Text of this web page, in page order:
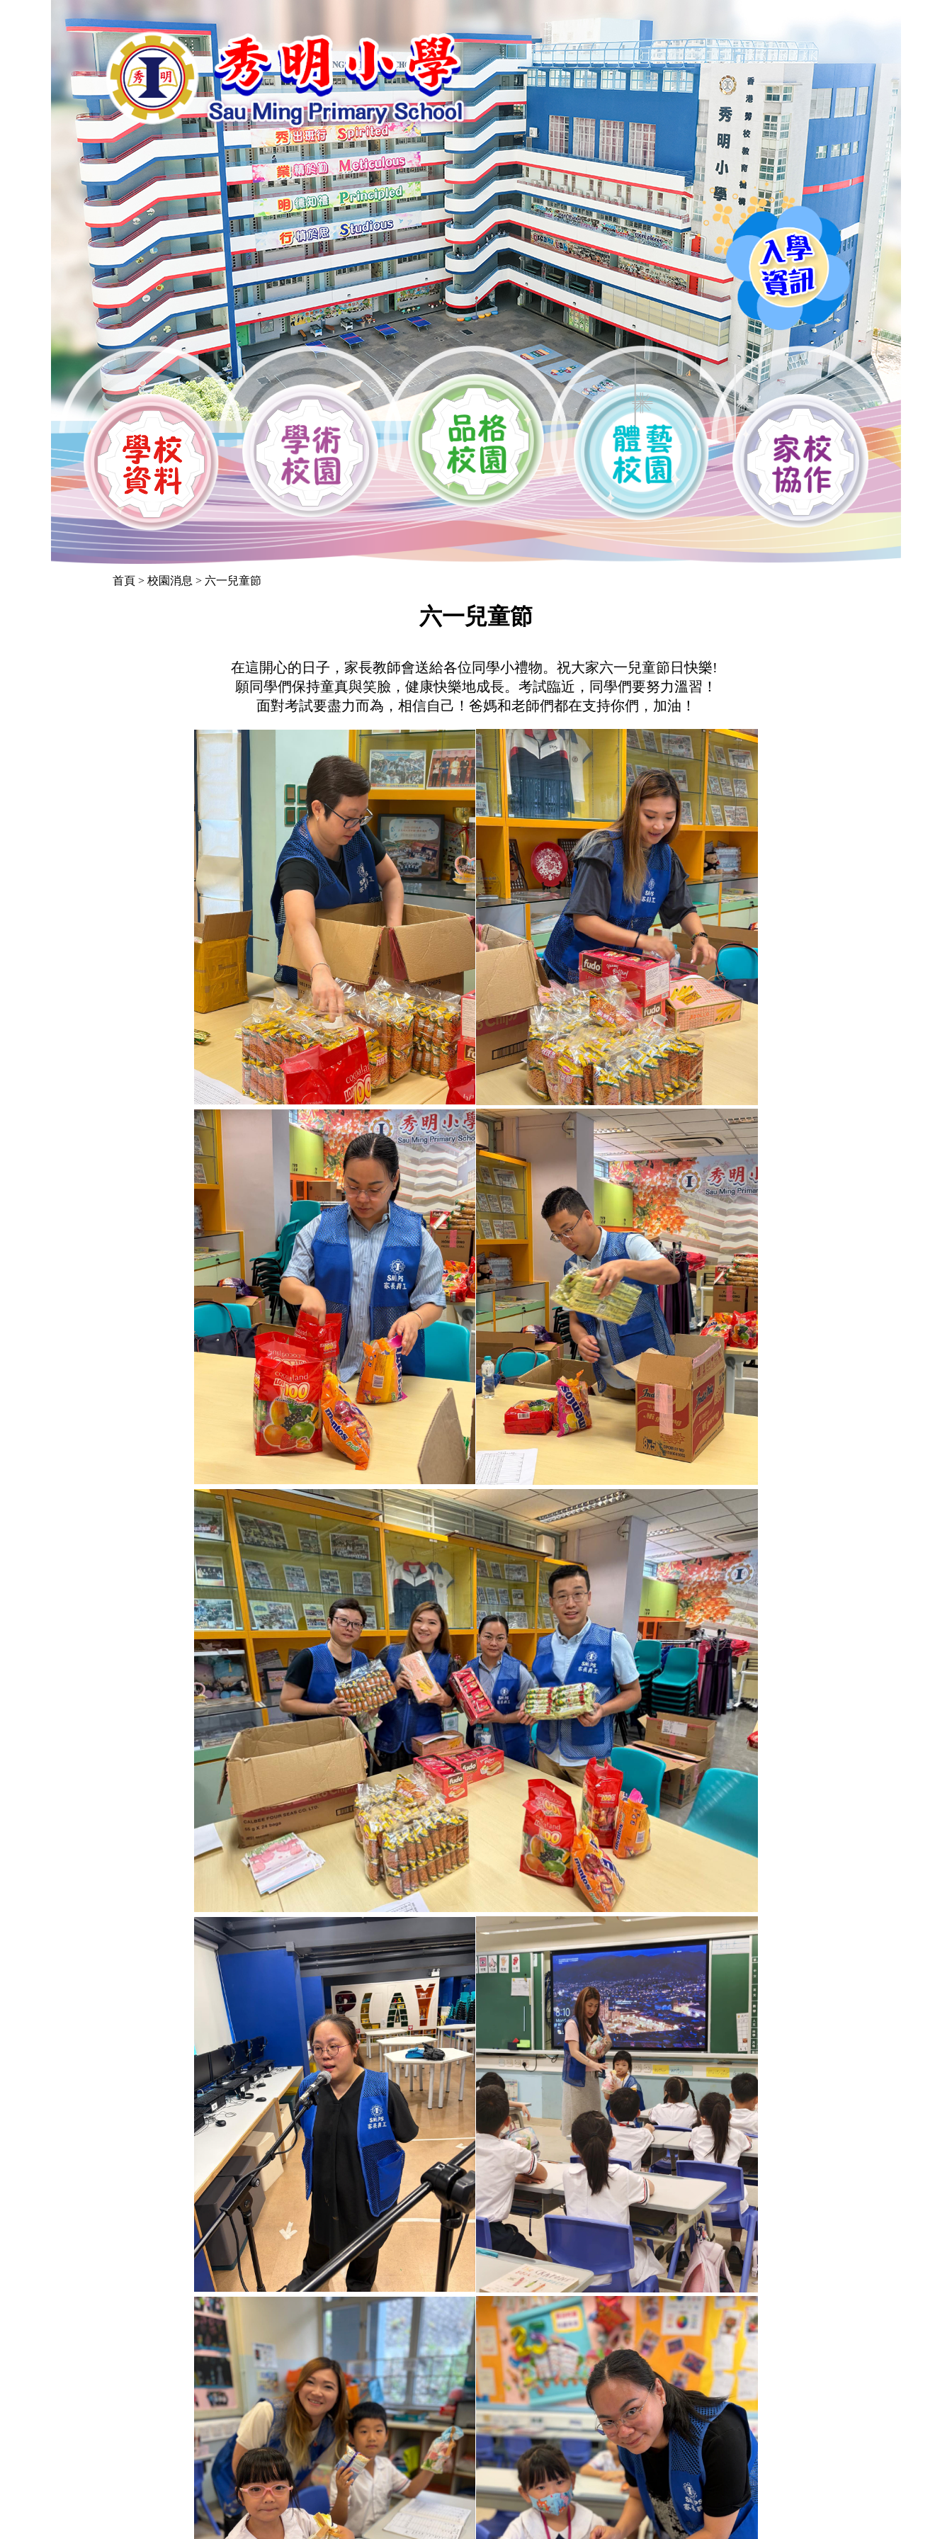
首頁 > 校園消息 > 六一兒童節
六一兒童節
在這開心的日子，家長教師會送給各位同學小禮物。祝大家六一兒童節日快樂!
願同學們保持童真與笑臉，健康快樂地成長。考試臨近，同學們要努力溫習！
面對考試要盡力而為，相信自己！爸媽和老師們都在支持你們，加油！